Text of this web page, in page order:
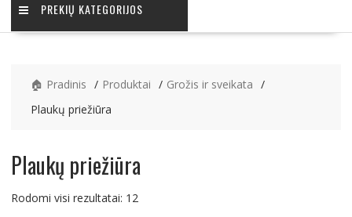
PREKIŲ KATEGORIJOS
🏠 Pradinis Produktai
Grožis ir sveikata
Plaukų priežiūra
Plaukų priežiūra
Rodomi visi rezultatai: 12Rūšiuojama